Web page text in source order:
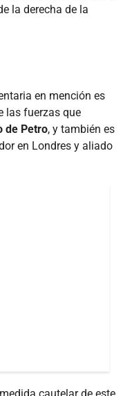
la derecha de la
en mención es
las fuerzas que
de Petro, y también es
en Londres y aliado
cautelar de este